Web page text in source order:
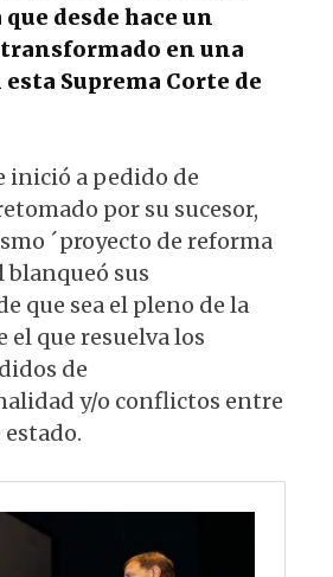
desde hace un
en una
Suprema Corte de
inició a pedido de
por su sucesor,
´proyecto de reforma
sus
que sea el pleno de la
el que resuelva los
de
y/o conflictos entre